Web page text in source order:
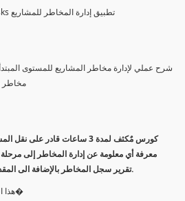
Practice Managing Project Risks تطبيق إدارة المخاطر للمشاريع
شرح عملي لإدارة مخاطر المشاريع للمستوى
مخاطر
كورس مٌكثف لمدة 3 ساعات قادر
معرفة أي معلومة عن إدارة المخاطر إلى
تقرير سجل المخاطر بالإضافة الى المقدرة التامية لإدارة مخاطر المشاريع.
هذا الكورس للمبتدئين الراغبين في تط�